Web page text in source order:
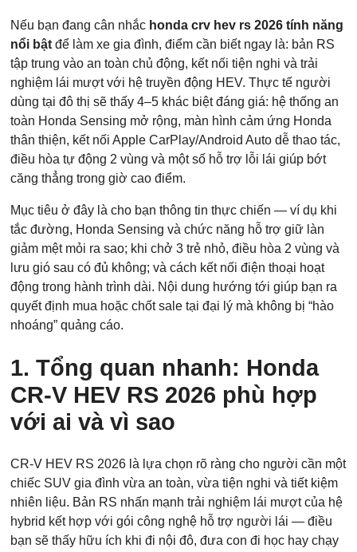
Nếu bạn đang cân nhắc honda crv hev rs 2026 tính năng
nổi bậtđể làm xe gia đình, điểm cần biết ngay là: bản RS
tập trung vào an toàn chủ động, kết nối tiện nghi và trải
nghiệm lái mượt với hệ truyền động HEV. Thực tế người
dùng tại đô thị sẽ thấy 4–5 khác biệt đáng giá: hệ thống an
toàn Honda Sensing mở rộng, màn hình cảm ứng Honda
thân thiện, kết nối Apple CarPlay/Android Auto dễ thao tác,
điều hòa tự động 2 vùng và một số hỗ trợ lỗi lái giúp bớt
căng thẳng trong giờ cao điểm.
Mục tiêu ở đây là cho bạn thông tin thực chiến — ví dụ khi
tắc đường, Honda Sensing và chức năng hỗ trợ giữ làn
giảm mệt mỏi ra sao; khi chở 3 trẻ nhỏ, điều hòa 2 vùng và
lưu gió sau có đủ không; và cách kết nối điện thoại hoạt
động trong hành trình dài. Nội dung hướng tới giúp bạn ra
quyết định mua hoặc chốt sale tại đại lý mà không bị “hào
nhoáng” quảng cáo.
1. Tổng quan nhanh: Honda
CR-V HEV RS 2026 phù hợp
với ai và vì sao
CR-V HEV RS 2026 là lựa chọn rõ ràng cho người cần một
chiếc SUV gia đình vừa an toàn, vừa tiện nghi và tiết kiệm
nhiên liệu. Bản RS nhấn mạnh trải nghiệm lái mượt của hệ
hybrid kết hợp với gói công nghệ hỗ trợ người lái — điều
bạn sẽ thấy hữu ích khi đi nội đô, đưa con đi học hay chạy